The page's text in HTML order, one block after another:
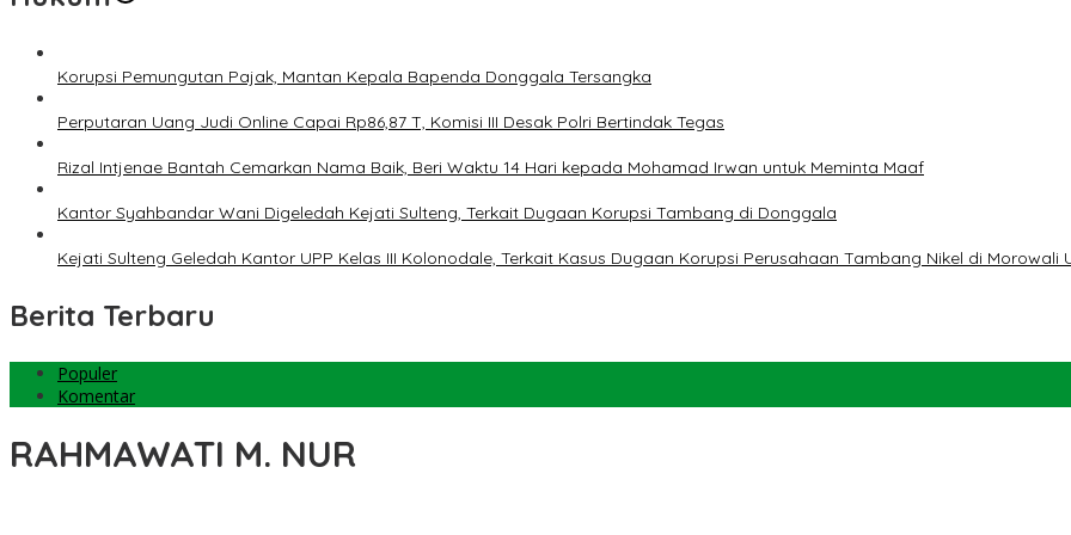
Korupsi Pemungutan Pajak, Mantan Kepala Bapenda Donggala Tersangka
Perputaran Uang Judi Online Capai Rp86,87 T, Komisi III Desak Polri Bertindak Tegas
Rizal Intjenae Bantah Cemarkan Nama Baik, Beri Waktu 14 Hari kepada Mohamad Irwan untuk Meminta Maaf
Kantor Syahbandar Wani Digeledah Kejati Sulteng, Terkait Dugaan Korupsi Tambang di Donggala
Kejati Sulteng Geledah Kantor UPP Kelas III Kolonodale, Terkait Kasus Dugaan Korupsi Perusahaan Tambang Nikel di Morowali
Berita Terbaru
Populer
Komentar
RAHMAWATI M. NUR